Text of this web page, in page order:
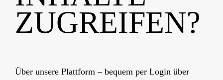
ZUGREIFEN?
Über unsere Plattform – bequem per Login über